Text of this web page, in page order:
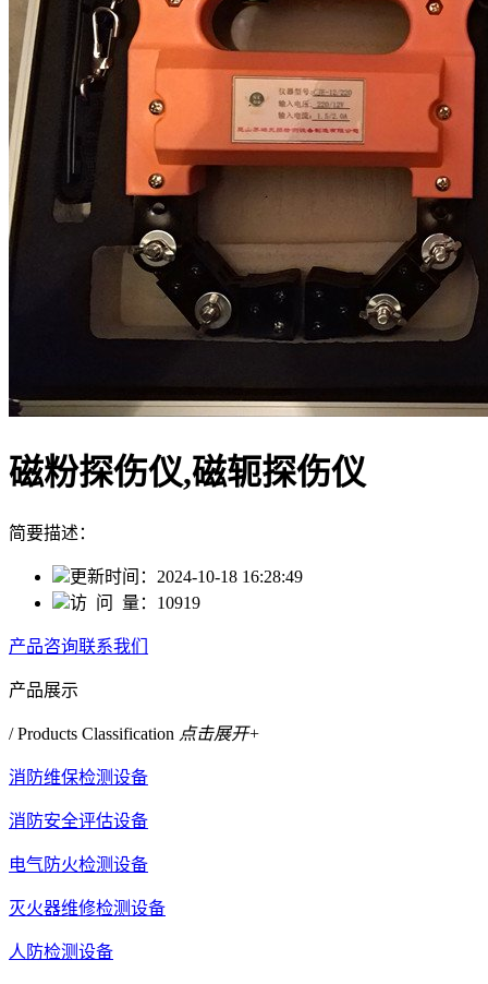
磁粉探伤仪,磁轭探伤仪
简要描述：
更新时间： 2024-10-18 16:28:49
访 问 量： 10919
产品咨询联系我们
产品展示
/ Products Classification 点击展开+
消防维保检测设备
消防安全评估设备
电气防火检测设备
灭火器维修检测设备
人防检测设备